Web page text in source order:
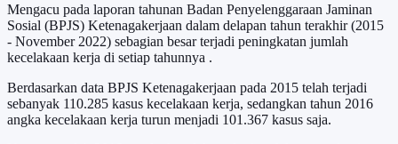
Mengacu pada laporan tahunan Badan Penyelenggaraan Jaminan
Sosial (BPJS) Ketenagakerjaan dalam delapan tahun terakhir (2015
- November 2022) sebagian besar terjadi peningkatan jumlah
kecelakaan kerja di setiap tahunnya .
Berdasarkan data BPJS Ketenagakerjaan pada 2015 telah terjadi
sebanyak 110.285 kasus kecelakaan kerja, sedangkan tahun 2016
angka kecelakaan kerja turun menjadi 101.367 kasus saja.